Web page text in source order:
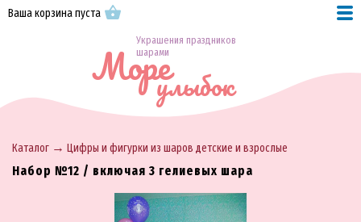
Ваша корзина пуста
Украшения праздников
шарами
Мореулыбок
Каталог → Цифры и фигурки из шаров детские и взрослые
Набор №12 / включая 3 гелиевых шара